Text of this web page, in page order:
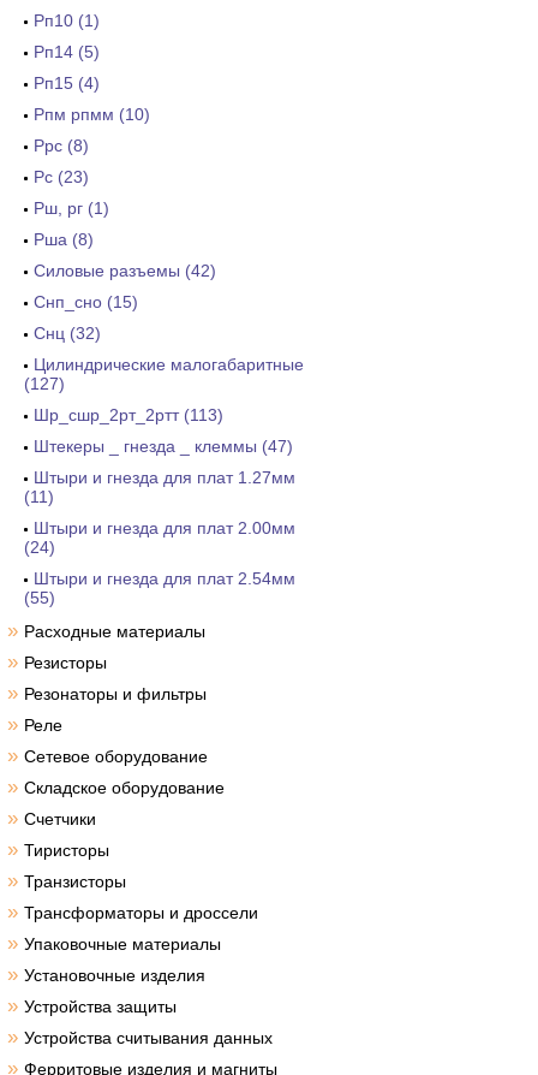
Рп10 (1)
Рп14 (5)
Рп15 (4)
Рпм рпмм (10)
Ррс (8)
Рс (23)
Рш, рг (1)
Рша (8)
Силовые разъемы (42)
Снп_сно (15)
Снц (32)
Цилиндрические малогабаритные
(127)
Шр_сшр_2рт_2ртт (113)
Штекеры _ гнезда _ клеммы (47)
Штыри и гнезда для плат 1.27мм
(11)
Штыри и гнезда для плат 2.00мм
(24)
Штыри и гнезда для плат 2.54мм
(55)
» Расходные материалы
» Резисторы
» Резонаторы и фильтры
» Реле
» Сетевое оборудование
» Складское оборудование
» Счетчики
» Тиристоры
» Транзисторы
» Трансформаторы и дроссели
» Упаковочные материалы
» Установочные изделия
» Устройства защиты
» Устройства считывания данных
» Ферритовые изделия и магниты